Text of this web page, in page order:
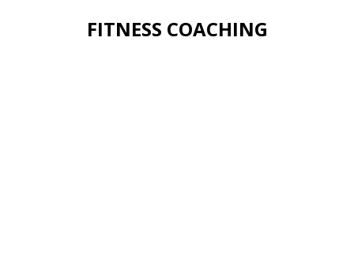
FITNESS COACHING